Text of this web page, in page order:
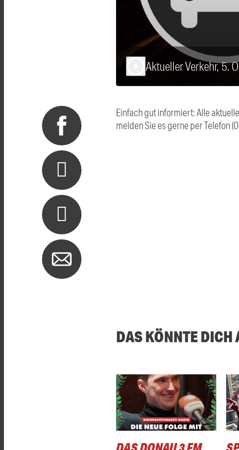
Aktueller Verkehr, 5.
Einfach gut informiert: Alle
melden Sie es gerne per Telefon
DAS KÖNNTE DICH